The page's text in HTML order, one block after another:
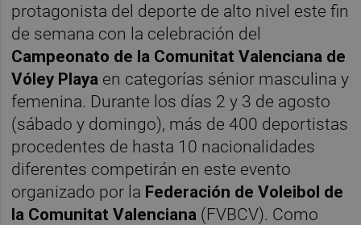
protagonista del deporte de alto nivel este fin
de semana con la celebración del
Campeonato de la Comunitat Valenciana de
Vóley Playa en categorías sénior masculina y
femenina. Durante los días 2 y 3 de agosto
(sábado y domingo), más de 400 deportistas
procedentes de hasta 10 nacionalidades
diferentes competirán en este evento
organizado por la Federación de Voleibol de
la Comunitat Valenciana (FVBCV). Como